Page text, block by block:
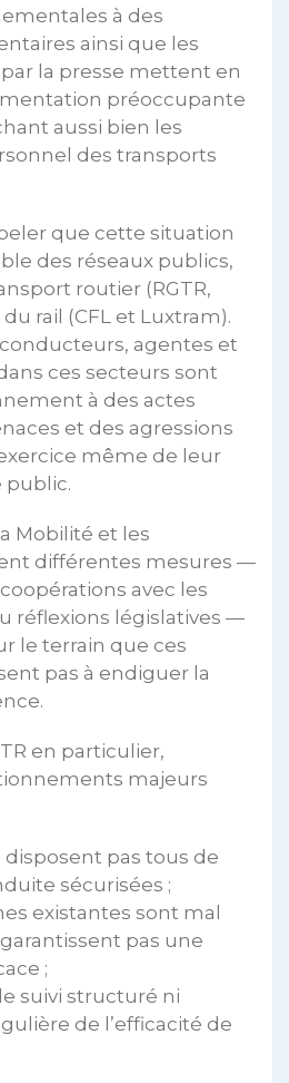
à des
ainsi que les
la presse mettent en
préoccupante
aussi bien les
des transports
que cette situation
des réseaux publics,
routier (RGTR,
rail (CFL et Luxtram).
agentes et
ces secteurs sont
à des actes
et des agressions
même de leur
public.
Mobilité et les
différentes mesures —
avec les
réflexions législatives —
le terrain que ces
pas à endiguer la
en particulier,
majeurs
pas tous de
sécurisées ;
existantes sont mal
pas une
;
suivi structuré ni
de l’efficacité de